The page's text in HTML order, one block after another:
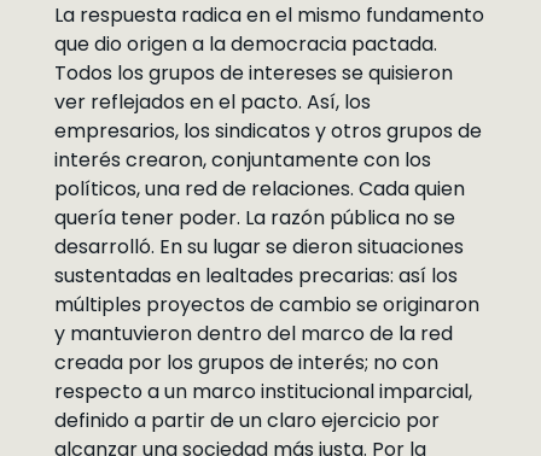
La respuesta radica en el mismo fundamento
que dio origen a la democracia pactada.
Todos los grupos de intereses se quisieron
ver reflejados en el pacto. Así, los
empresarios, los sindicatos y otros grupos de
interés crearon, conjuntamente con los
políticos, una red de relaciones. Cada quien
quería tener poder. La razón pública no se
desarrolló. En su lugar se dieron situaciones
sustentadas en lealtades precarias: así los
múltiples proyectos de cambio se originaron
y mantuvieron dentro del marco de la red
creada por los grupos de interés; no con
respecto a un marco institucional imparcial,
definido a partir de un claro ejercicio por
alcanzar una sociedad más justa. Por la